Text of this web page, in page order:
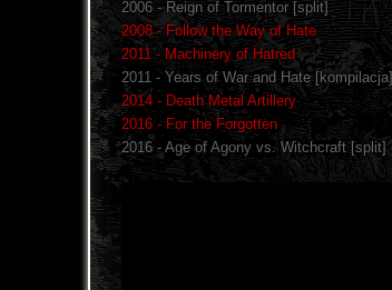
2006 - Reign of Tormentor [split]
2008 - Follow the Way of Hate
2011 - Machinery of Hatred
2011 - Years of War and Hate [kompilacja]
2014 - Death Metal Artillery
2016 - For the Forgotten
2016 - Age of Agony vs. Witchcraft [split]